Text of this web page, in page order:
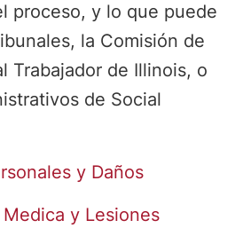
proceso, y lo que puede
la Comisión de
Trabajador de Illinois, o
de Social
y Daños
y Lesiones